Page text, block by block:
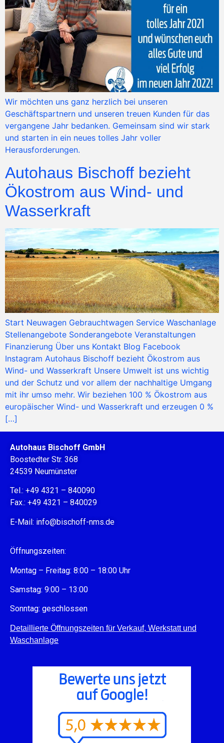
Wir möchten uns ganz herzlich bei unseren
Geschäftspartnern und unseren treuen Kunden für das
vergangene Jahr bedanken. Gemeinsam sind wir stark
und starten in ein neues tolles Jahr voller
Herausforderungen.
Autohaus Bischoff bezieht
Ökostrom aus Wind- und
Wasserkraft
Start Neuwagen Gebrauchtwagen Service Waschanlage
Stellenangebote Sonderangebote Veranstaltungen
Finanzierung Über uns Kontakt Blog Facebook
Instagram Autohaus Bischoff bezieht Ökostrom aus
Wind- und Wasserkraft Unsere Umwelt ist uns wichtig
und der Schutz und vor allem der nachhaltige Umgang
mit ihr umso mehr. Wir beziehen 100 % Ökostrom aus
europäischer Wind- und Wasserkraft und erzeugen 0 %
[…]
Autohaus Bischoff GmbH
Boostedter Str. 368
24539 Neumünster
Tel.: +49 4321 – 840090
Fax.: +49 4321 – 840029
E-Mail: info@bischoff-nms.de
Öffnungszeiten:
Montag – Freitag: 8:00 – 18:00 Uhr
Samstag: 9:00 – 13:00
Sonntag: geschlossen
Detaillierte Öffnungszeiten für Verkauf, Werkstatt und
Waschanlage